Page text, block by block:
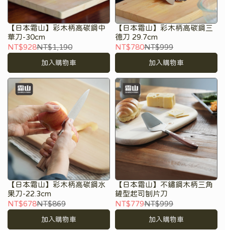
【日本霜山】彩木柄高碳鋼中
華刀-30cm
NT$928NT$1,190
加入購物車
【日本霜山】彩木柄高碳鋼三
德刀 29.7cm
NT$780NT$999
加入購物車
【日本霜山】彩木柄高碳鋼水
果刀-22.3cm
NT$678NT$869
加入購物車
【日本霜山】不鏽鋼木柄三角
鏟型起司刨片刀
NT$779NT$999
加入購物車